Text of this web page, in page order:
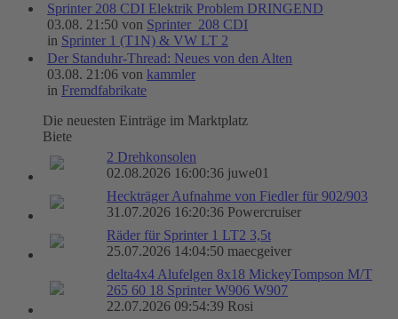
Sprinter 208 CDI Elektrik Problem DRINGEND
03.08. 21:50 von Sprinter_208 CDI
in Sprinter 1 (T1N) & VW LT 2
Der Standuhr-Thread: Neues von den Alten
03.08. 21:06 von kammler
in Fremdfabrikate
Die neuesten Einträge im Marktplatz
Biete
2 Drehkonsolen
02.08.2026 16:00:36 juwe01
Heckträger Aufnahme von Fiedler für 902/903
31.07.2026 16:20:36 Powercruiser
Räder für Sprinter 1 LT2 3,5t
25.07.2026 14:04:50 maecgeiver
delta4x4 Alufelgen 8x18 MickeyTompson M/T
265 60 18 Sprinter W906 W907
22.07.2026 09:54:39 Rosi